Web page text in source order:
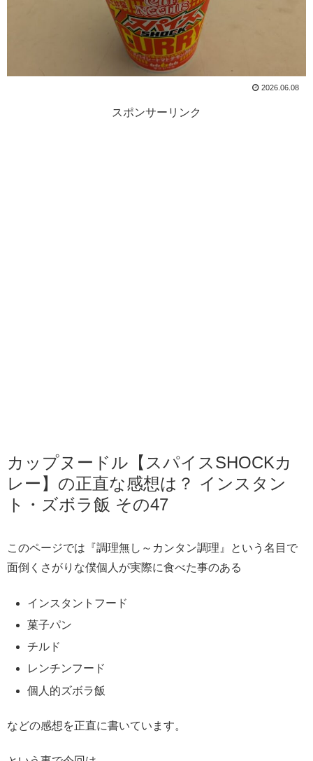
2026.06.08
スポンサーリンク
カップヌードル【スパイスSHOCKカ
レー】の正直な感想は？ インスタン
ト・ズボラ飯 その47
このページでは『調理無し～カンタン調理』という名目で
面倒くさがりな僕個人が実際に食べた事のある
インスタントフード
菓子パン
チルド
レンチンフード
個人的ズボラ飯
などの感想を正直に書いています。